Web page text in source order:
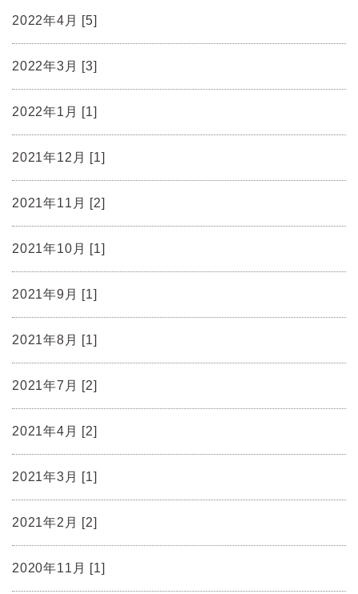
2022年4月 [5]
2022年3月 [3]
2022年1月 [1]
2021年12月 [1]
2021年11月 [2]
2021年10月 [1]
2021年9月 [1]
2021年8月 [1]
2021年7月 [2]
2021年4月 [2]
2021年3月 [1]
2021年2月 [2]
2020年11月 [1]